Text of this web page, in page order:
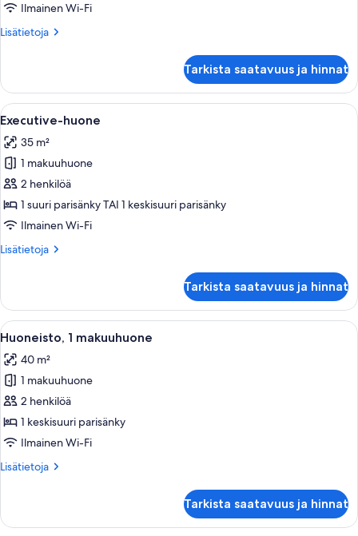
Ilmainen Wi-Fi
Lisätietoja
Lisätietoja
Tarkista saatavuus ja hinnat
Avaa
kaikki
huonetyypin
Executive-
huone
kuvat
Siististi pedattu sänky, jossa on
10
Executive-huone
35 m²
1 makuuhuone
2 henkilöä
1 suuri parisänky TAI 1 keskisuuri parisänky
Ilmainen Wi-Fi
Lisätietoja
Lisätietoja
Tarkista saatavuus ja hinnat
Avaa
kaikki
huonetyypin
Huoneisto,
1
makuuhuone
kuvat
Hotellihuone, jossa on sänky,
11
Huoneisto, 1 makuuhuone
40 m²
1 makuuhuone
2 henkilöä
1 keskisuuri parisänky
Ilmainen Wi-Fi
Lisätietoja
Lisätietoja
makuuhuone
Tarkista saatavuus ja hinnat